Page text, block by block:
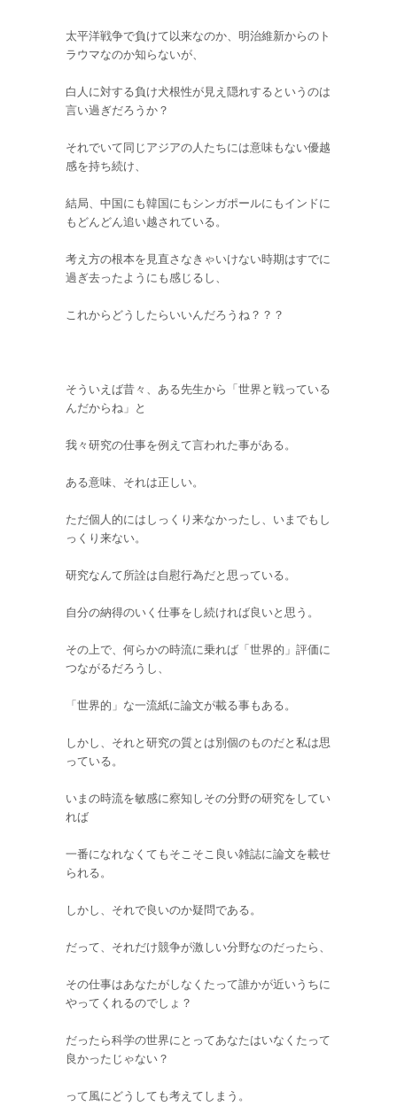
太平洋戦争で負けて以来なのか、明治維新からのト
ラウマなのか知らないが、
白人に対する負け犬根性が見え隠れするというのは
言い過ぎだろうか？
それでいて同じアジアの人たちには意味もない優越
感を持ち続け、
結局、中国にも韓国にもシンガポールにもインドに
もどんどん追い越されている。
考え方の根本を見直さなきゃいけない時期はすでに
過ぎ去ったようにも感じるし、
これからどうしたらいいんだろうね？？？
そういえば昔々、ある先生から「世界と戦っている
んだからね」と
我々研究の仕事を例えて言われた事がある。
ある意味、それは正しい。
ただ個人的にはしっくり来なかったし、いまでもし
っくり来ない。
研究なんて所詮は自慰行為だと思っている。
自分の納得のいく仕事をし続ければ良いと思う。
その上で、何らかの時流に乗れば「世界的」評価に
つながるだろうし、
「世界的」な一流紙に論文が載る事もある。
しかし、それと研究の質とは別個のものだと私は思
っている。
いまの時流を敏感に察知しその分野の研究をしてい
れば
一番になれなくてもそこそこ良い雑誌に論文を載せ
られる。
しかし、それで良いのか疑問である。
だって、それだけ競争が激しい分野なのだったら、
その仕事はあなたがしなくたって誰かが近いうちに
やってくれるのでしょ？
だったら科学の世界にとってあなたはいなくたって
良かったじゃない？
って風にどうしても考えてしまう。